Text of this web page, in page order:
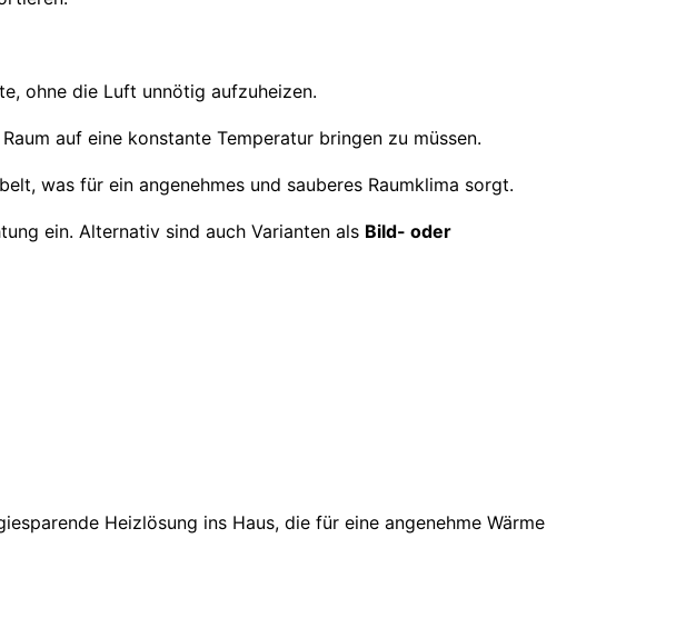
ohne die Luft unnötig aufzuheizen.
auf eine konstante Temperatur bringen zu müssen.
was für ein angenehmes und sauberes Raumklima sorgt.
ein. Alternativ sind auch Varianten als Bild- oder
Heizlösung ins Haus, die für eine angenehme Wärme